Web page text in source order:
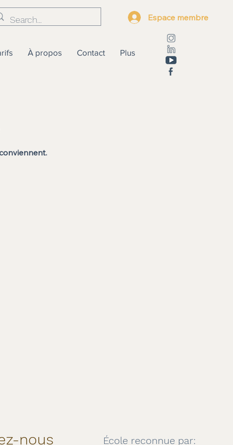
À propos Contact Plus
Espace membre
nous École reconnue par: